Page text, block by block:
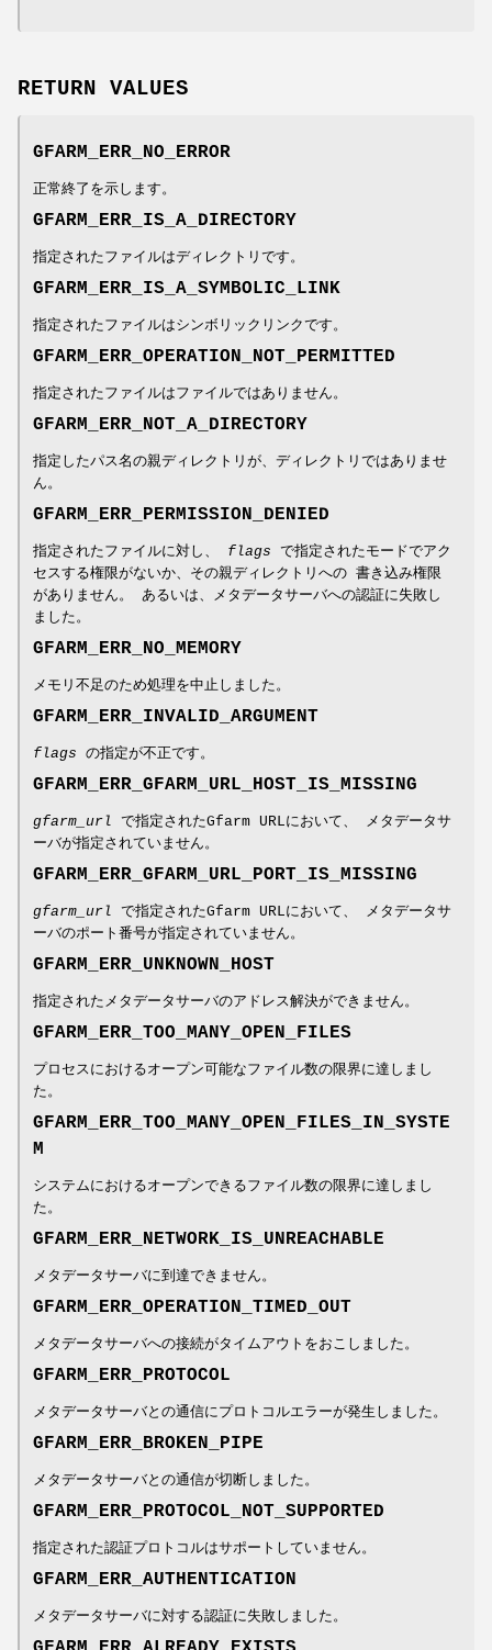
RETURN VALUES
GFARM_ERR_NO_ERROR
正常終了を示します。
GFARM_ERR_IS_A_DIRECTORY
指定されたファイルはディレクトリです。
GFARM_ERR_IS_A_SYMBOLIC_LINK
指定されたファイルはシンボリックリンクです。
GFARM_ERR_OPERATION_NOT_PERMITTED
指定されたファイルはファイルではありません。
GFARM_ERR_NOT_A_DIRECTORY
指定したパス名の親ディレクトリが、ディレクトリではありませ
ん。
GFARM_ERR_PERMISSION_DENIED
指定されたファイルに対し、 flags で指定されたモードでアク
セスする権限がないか、その親ディレクトリへの 書き込み権限
がありません。 あるいは、メタデータサーバへの認証に失敗し
ました。
GFARM_ERR_NO_MEMORY
メモリ不足のため処理を中止しました。
GFARM_ERR_INVALID_ARGUMENT
flags の指定が不正です。
GFARM_ERR_GFARM_URL_HOST_IS_MISSING
gfarm_url で指定されたGfarm URLにおいて、 メタデータサ
ーバが指定されていません。
GFARM_ERR_GFARM_URL_PORT_IS_MISSING
gfarm_url で指定されたGfarm URLにおいて、 メタデータサ
ーバのポート番号が指定されていません。
GFARM_ERR_UNKNOWN_HOST
指定されたメタデータサーバのアドレス解決ができません。
GFARM_ERR_TOO_MANY_OPEN_FILES
プロセスにおけるオープン可能なファイル数の限界に達しまし
た。
GFARM_ERR_TOO_MANY_OPEN_FILES_IN_SYSTE
M
システムにおけるオープンできるファイル数の限界に達しまし
た。
GFARM_ERR_NETWORK_IS_UNREACHABLE
メタデータサーバに到達できません。
GFARM_ERR_OPERATION_TIMED_OUT
メタデータサーバへの接続がタイムアウトをおこしました。
GFARM_ERR_PROTOCOL
メタデータサーバとの通信にプロトコルエラーが発生しました。
GFARM_ERR_BROKEN_PIPE
メタデータサーバとの通信が切断しました。
GFARM_ERR_PROTOCOL_NOT_SUPPORTED
指定された認証プロトコルはサポートしていません。
GFARM_ERR_AUTHENTICATION
メタデータサーバに対する認証に失敗しました。